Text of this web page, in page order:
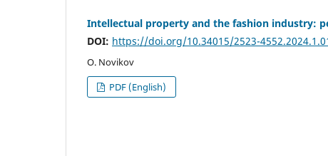
Intellectual property and the fashion industry:
DOI: https://doi.org/10.34015/2523-
O. Novikov
PDF (English)